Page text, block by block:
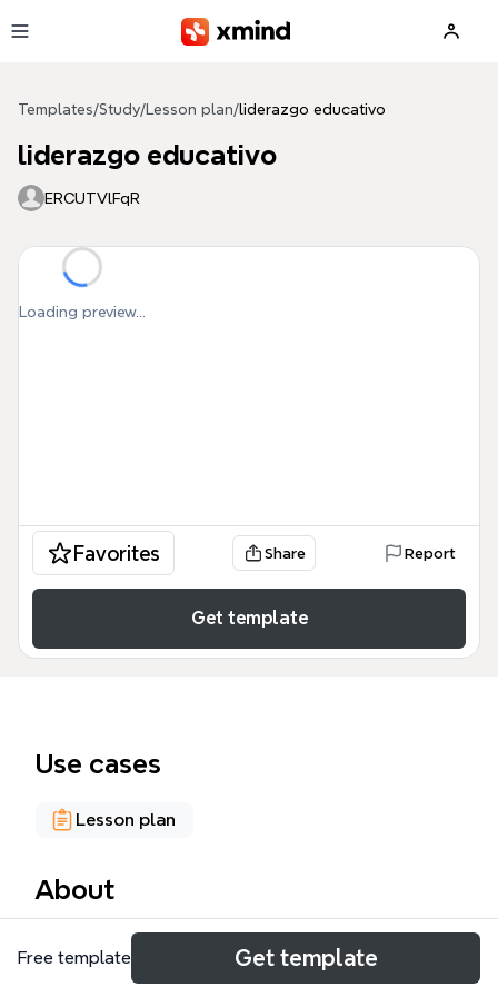
Templates/Study/ Lesson plan/liderazgo educativo
liderazgo educativo
ERCUTVlFqR
Loading preview...
Favorites Share Report
Get template
Use cases
Lesson plan
About
El liderazgo educativo mind map es una herramienta
estratégica diseñada para directivos, docentes y
Free template Get template